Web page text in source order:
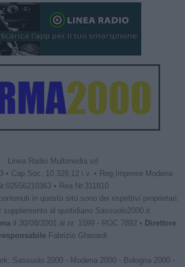
Linea Radio Multimedia srl
• Cap.Soc. 10.329,12 i.v. • Reg.Imprese Modena
• Rea Nr.311810
in questo sito sono dei rispettivi proprietari.
supplemento al quotidiano Sassuolo2000.it
il 30/08/2001 al nr. 1599 - ROC 7892 • Direttore
responsabileFabrizio Gherardi
Sassuolo 2000- Modena 2000- Bologna 2000-